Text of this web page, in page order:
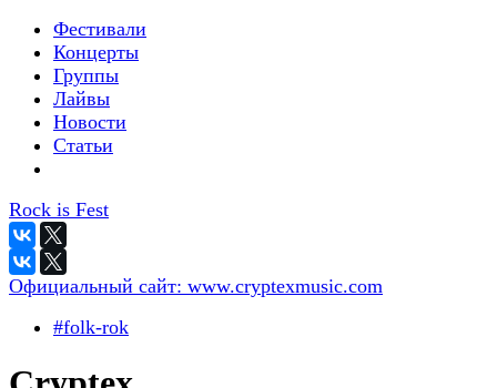
Фестивали
Концерты
Группы
Лайвы
Новости
Статьи
Rock is Fest
Официальный сайт: www.cryptexmusic.com
#folk-rok